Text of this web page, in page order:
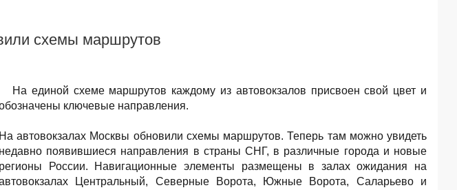
схемы маршрутов
На единой схеме маршрутов каждому из автовокзалов присвоен свой цвет и
ключевые направления.
На автовокзалах Москвы обновили схемы маршрутов. Теперь там можно увидеть
недавно появившиеся направления в страны СНГ, в различные города и новые
регионы России. Навигационные элементы размещены в залах ожидания на
Центральный, Северные Ворота, Южные Ворота, Саларьево и